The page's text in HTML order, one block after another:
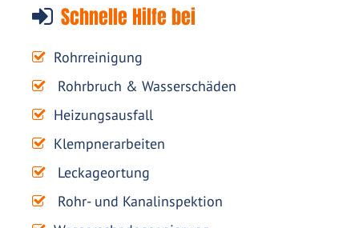
Schnelle Hilfe bei
Rohrreinigung
Rohrbruch & Wasserschäden
Heizungsausfall
Klempnerarbeiten
Leckageortung
Rohr- und Kanalinspektion